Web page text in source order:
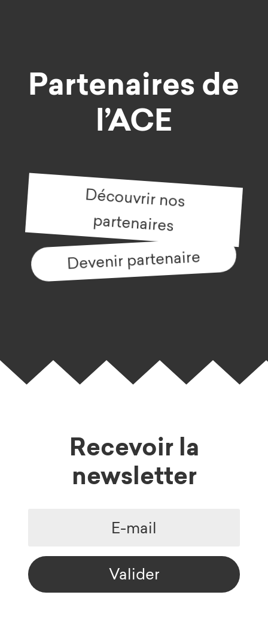
Partenairesde
l’ACE
Découvrir nos
partenaires
Devenir partenaire
Recevoir la
newsletter
Valider